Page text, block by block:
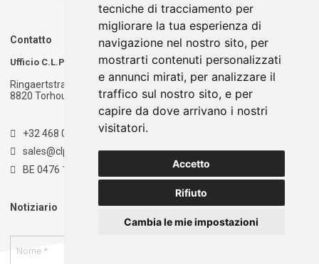
tecniche di tracciamento per
migliorare la tua esperienza di
navigazione nel nostro sito, per
mostrarti contenuti personalizzati
e annunci mirati, per analizzare il
traffico sul nostro sito, e per
capire da dove arrivano i nostri
visitatori.
Accetto
Rifiuto
Cambia le mie impostazioni
Contatto
Ufficio C.L.P.T.
Ringaertstraat 1
8820 Torhout - België
Magazzino C.L.P.T.
Ringaertstraat 1
8820 Torhout - België
+32 468 020 900
sales@clpt.be
BE 0476 174 681
Notiziario